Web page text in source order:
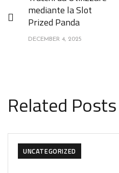
mediante la Slot
Prized Panda
DECEMBER 4, 2025
Related Posts
UNCATEGORIZED